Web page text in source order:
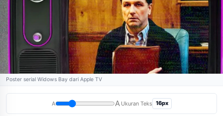
Poster serial Widows Bay dari Apple TV
A A Ukuran Teks 16px